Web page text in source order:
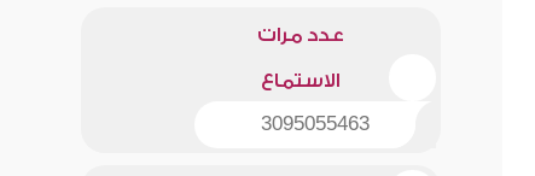
عدد مرات
الاستماع
3095055463